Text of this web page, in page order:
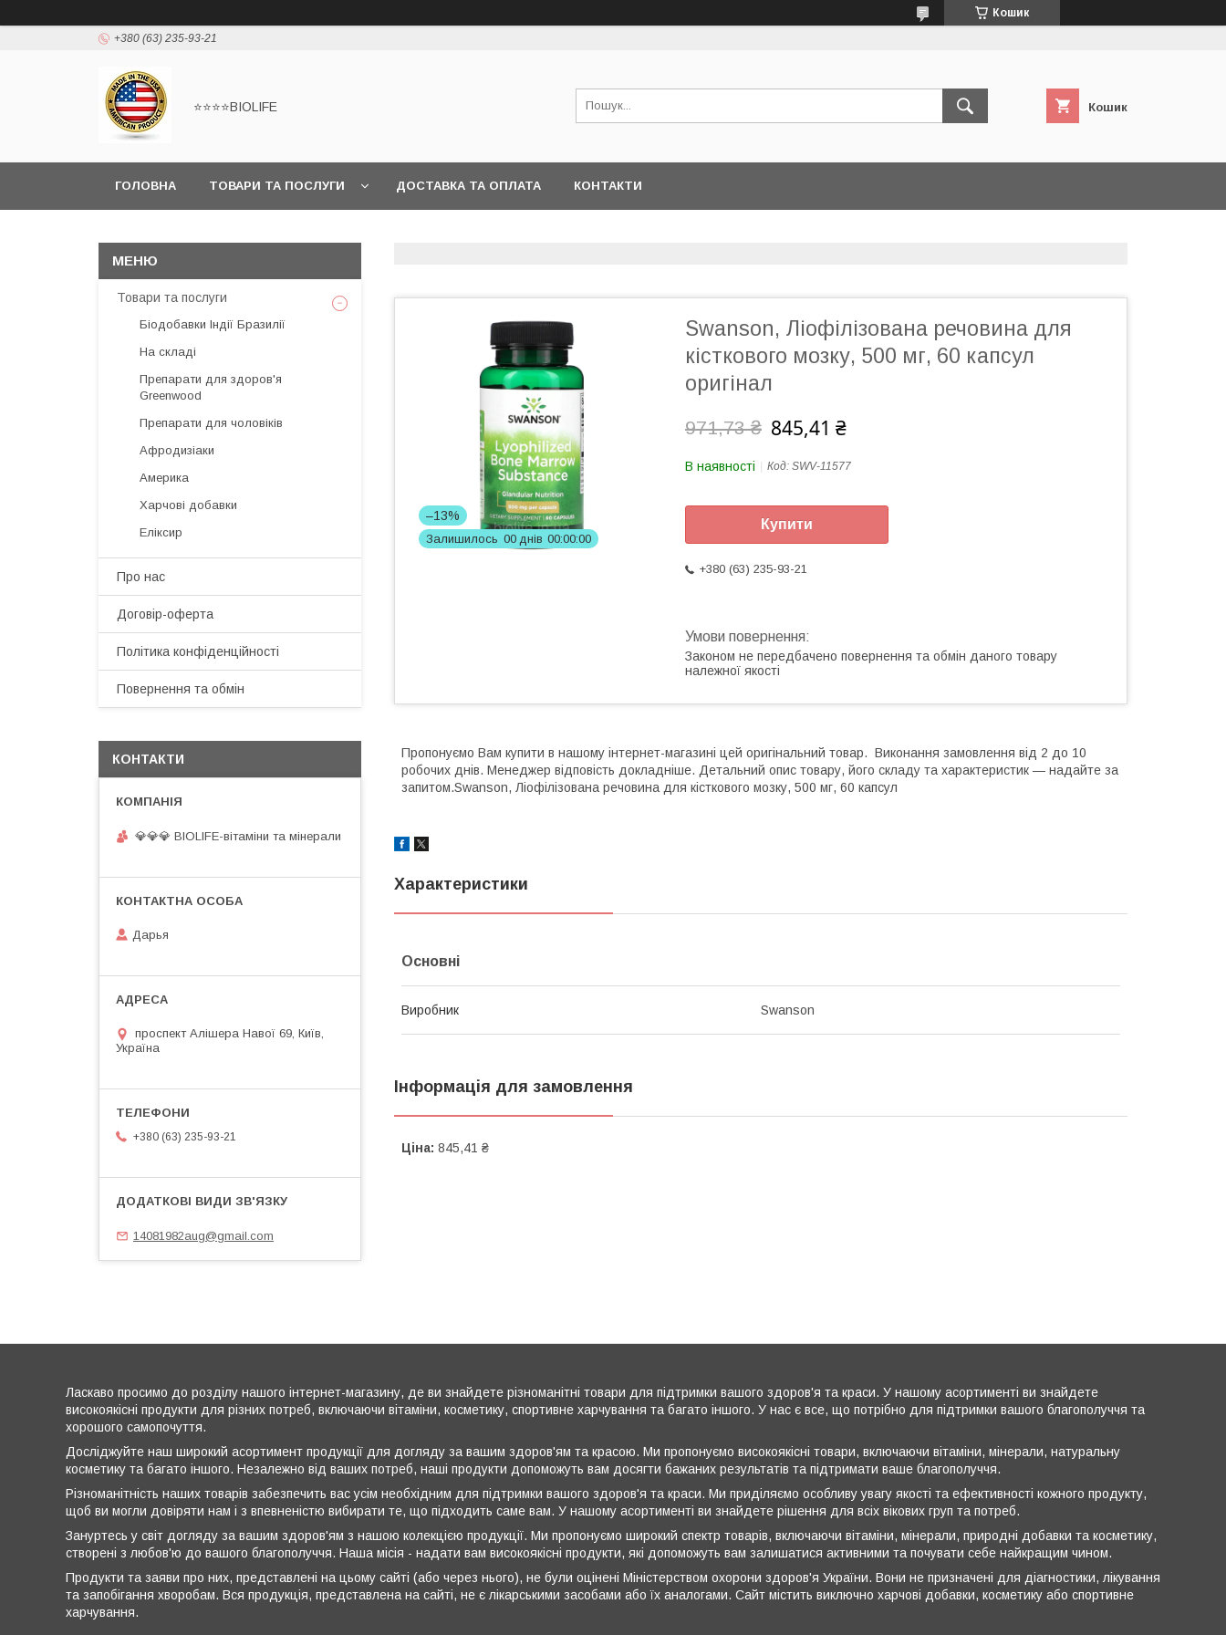
Кошик
+380 (63) 235-93-21
⭐⭐⭐⭐BIOLIFE Кошик
ГОЛОВНА ТОВАРИ ТА ПОСЛУГИ ДОСТАВКА ТА ОПЛАТА КОНТАКТИ
–13%
Залишилось 00 днів 00 00 00
Swanson, Ліофілізована речовина для
кісткового мозку, 500 мг, 60 капсул
оригінал
971,73 ₴ 845,41 ₴
В наявності Код: SWV-11577
Купити
+380 (63) 235-93-21
Законом не передбачено повернення та обмін даного товару
належної якості
Пропонуємо Вам купити в нашому інтернет-магазині цей оригінальний товар. Виконання замовлення від 2 до 10
робочих днів. Менеджер відповість докладніше. Детальний опис товару, його складу та характеристик — надайте за
запитом.Swanson, Ліофілізована речовина для кісткового мозку, 500 мг, 60 капсул
Характеристики
Основні
Виробник Swanson
Інформація для замовлення
Ціна: 845,41 ₴
Товари та послуги
Біодобавки Індії Бразилії
На складі
Препарати для здоров'я
Greenwood
Препарати для чоловіків
Афродизіаки
Америка
Харчові добавки
Еліксир
Про нас
Договір-оферта
Політика конфіденційності
Повернення та обмін
КОНТАКТИ
💎💎💎 BIOLIFE-вітаміни та мінерали
Дарья
проспект Алішера Навої 69, Київ,
Україна
+380 (63) 235-93-21
14081982aug@gmail.com
Ласкаво просимо до розділу нашого інтернет-магазину, де ви знайдете різноманітні товари для підтримки вашого здоров'я та краси. У нашому асортименті ви знайдете
високоякісні продукти для різних потреб, включаючи вітаміни, косметику, спортивне харчування та багато іншого. У нас є все, що потрібно для підтримки вашого благополуччя та
хорошого самопочуття.
Досліджуйте наш широкий асортимент продукції для догляду за вашим здоров'ям та красою. Ми пропонуємо високоякісні товари, включаючи вітаміни, мінерали, натуральну
косметику та багато іншого. Незалежно від ваших потреб, наші продукти допоможуть вам досягти бажаних результатів та підтримати ваше благополуччя.
Різноманітність наших товарів забезпечить вас усім необхідним для підтримки вашого здоров'я та краси. Ми приділяємо особливу увагу якості та ефективності кожного продукту,
щоб ви могли довіряти нам і з впевненістю вибирати те, що підходить саме вам. У нашому асортименті ви знайдете рішення для всіх вікових груп та потреб.
Зануртесь у світ догляду за вашим здоров'ям з нашою колекцією продукції. Ми пропонуємо широкий спектр товарів, включаючи вітаміни, мінерали, природні добавки та косметику,
створені з любов'ю до вашого благополуччя. Наша місія - надати вам високоякісні продукти, які допоможуть вам залишатися активними та почувати себе найкращим чином.
Продукти та заяви про них, представлені на цьому сайті (або через нього), не були оцінені Міністерством охорони здоров'я України. Вони не призначені для діагностики, лікування
та запобігання хворобам. Вся продукція, представлена на сайті, не є лікарськими засобами або їх аналогами. Сайт містить виключно харчові добавки, косметику або спортивне
харчування.